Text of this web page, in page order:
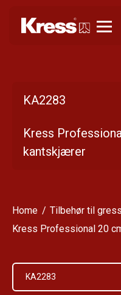
KA2283
Kress
kantskjærer
Home
Tilbehør til
Kress Professional 20
KA2283